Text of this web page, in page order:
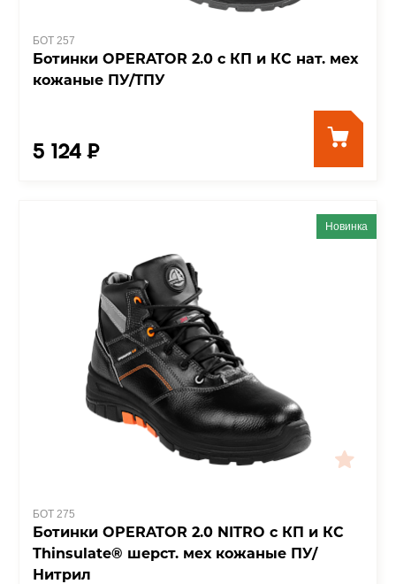
БОТ 257
Ботинки OPERATOR 2.0 с КП и КС нат. мех
кожаные ПУ/ТПУ
5 124 ₽
Новинка
БОТ 275
Ботинки OPERATOR 2.0 NITRO с КП и КС
Thinsulate® шерст. мех кожаные ПУ/
Нитрил